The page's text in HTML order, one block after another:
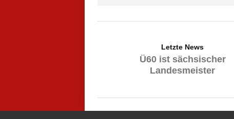
Letzte News
Ü60 ist sächsischer
Landesmeister